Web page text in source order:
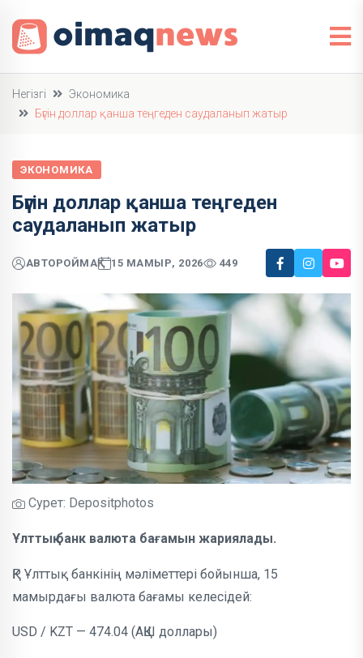
Негізгі
Экономика
Бүгін доллар қанша теңгеден саудаланып жатыр
ЭКОНОМИКА
Бүгін доллар қанша теңгеден
саудаланып жатыр
АВТОРОЙМАҚ 15 МАМЫР, 2026 449
Сурет: Depositphotos
Ұлттық банк валюта бағамын жариялады.
ҚР Ұлттық банкінің мәліметтері бойынша, 15
мамырдағы валюта бағамы келесідей:
USD / KZT — 474.04 (АҚШ доллары)